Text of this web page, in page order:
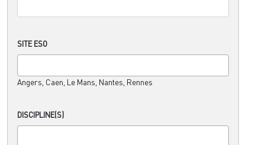
SITE ESO
Angers, Caen, Le Mans, Nantes, Rennes
DISCIPLINE(S)